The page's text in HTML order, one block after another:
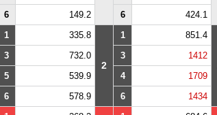
6 149.2 6 424.1
1 335.8
2
1 851.4
3 732.0 3 1412
5 539.9 4 1709
6 578.9 6 1434